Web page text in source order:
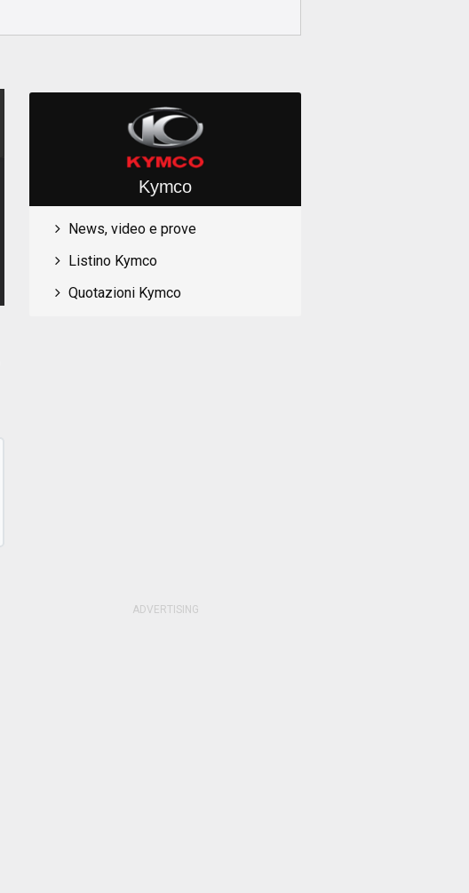
Kymco
News, video e prove
Listino Kymco
Quotazioni Kymco